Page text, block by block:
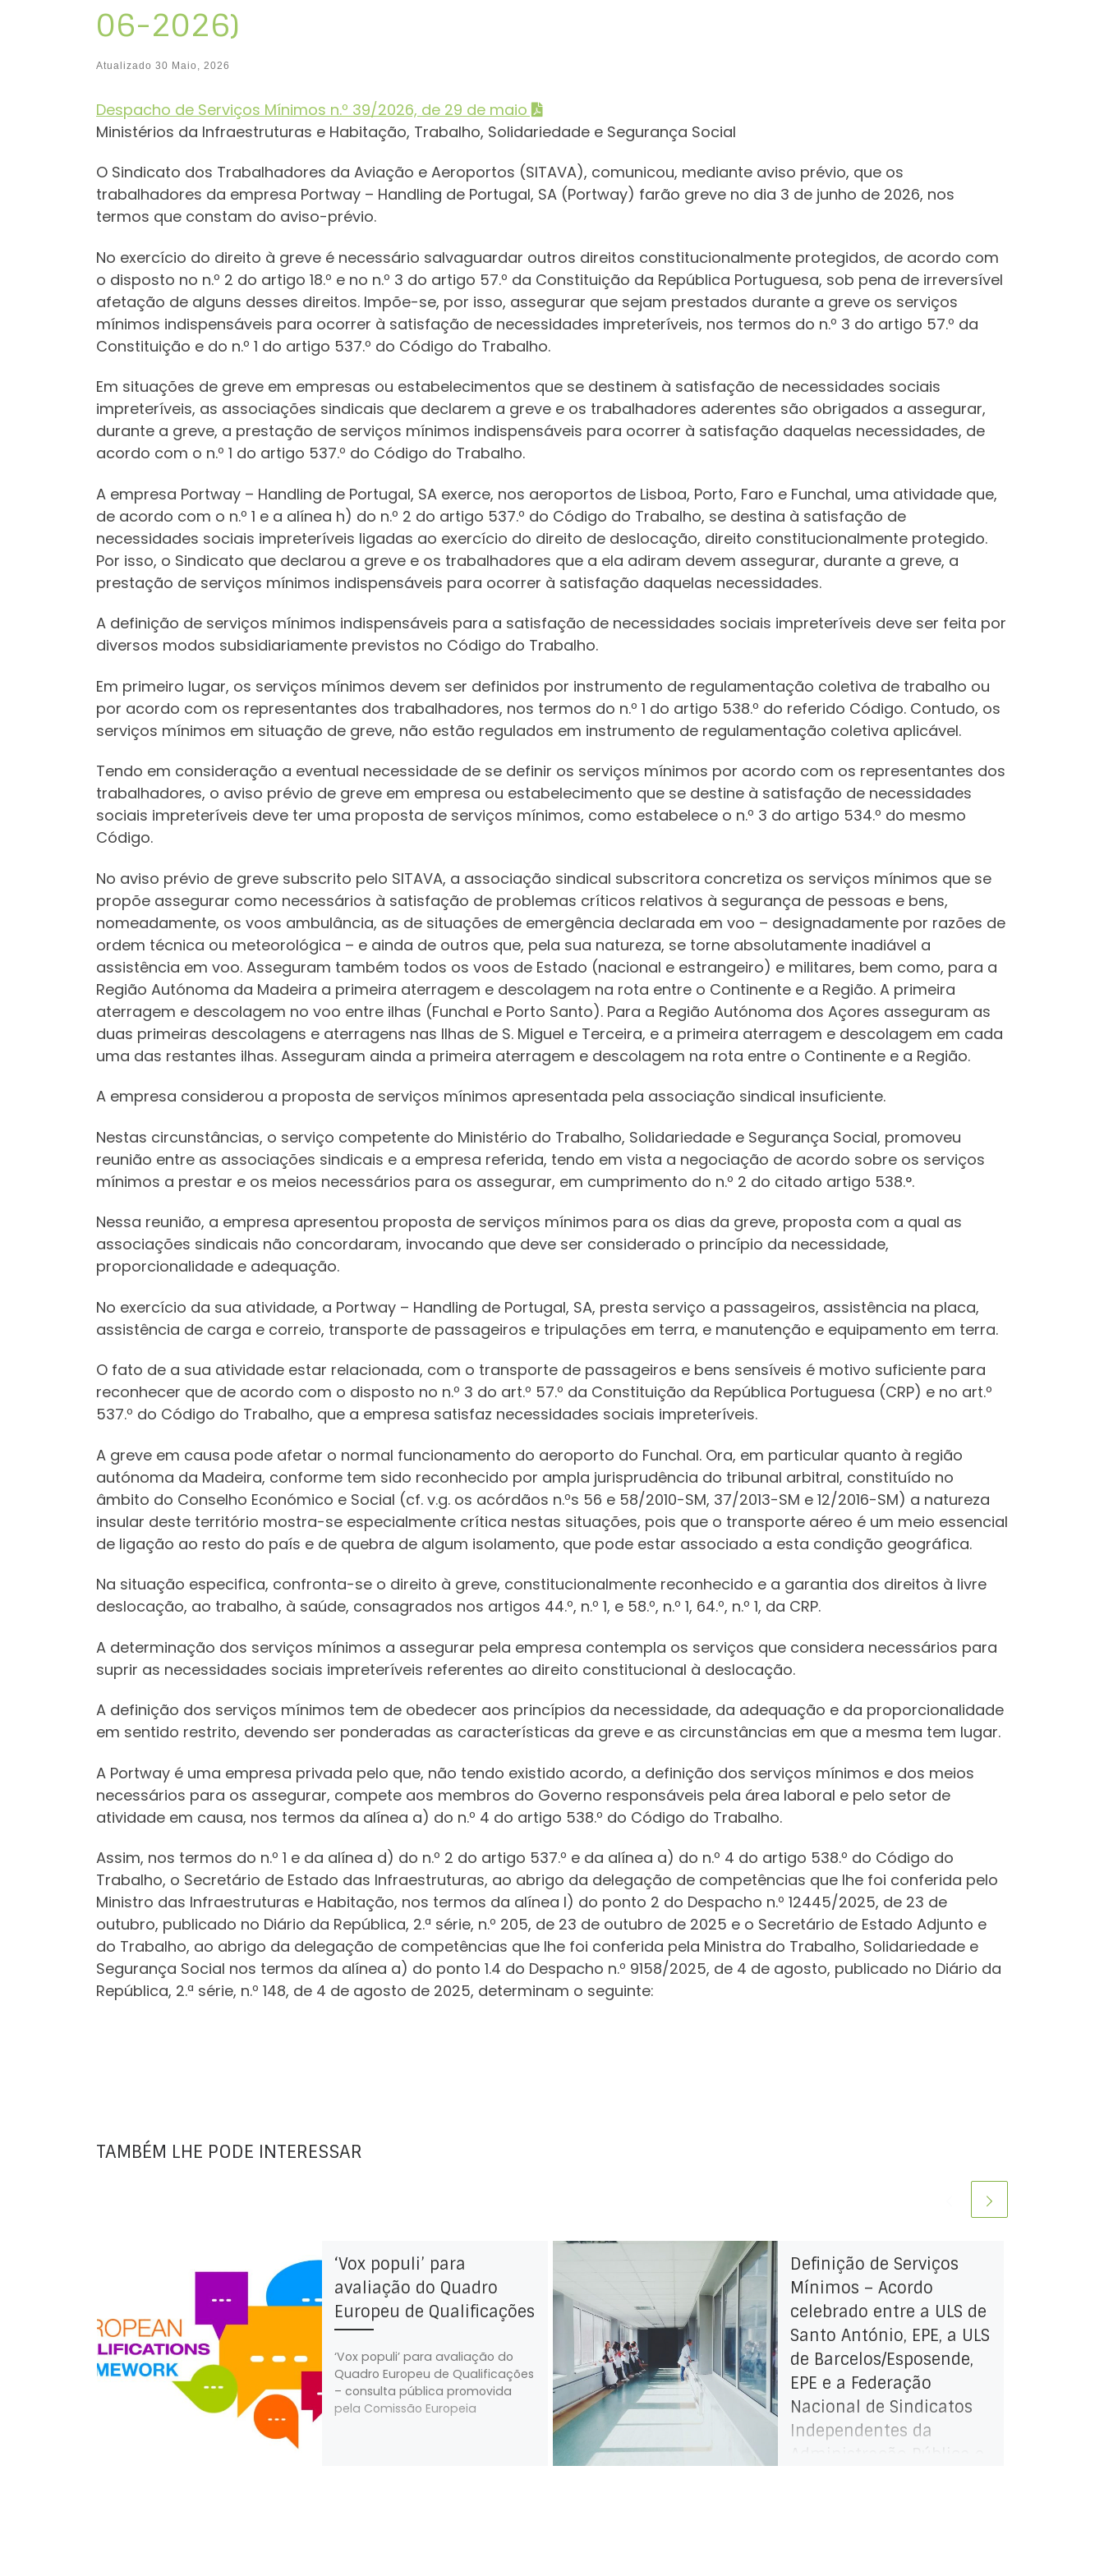
06-2026)
Atualizado 30 Maio, 2026
Despacho de Serviços Mínimos n.º 39/2026, de 29 de maio
Ministérios da Infraestruturas e Habitação, Trabalho, Solidariedade e Segurança Social
O Sindicato dos Trabalhadores da Aviação e Aeroportos (SITAVA), comunicou, mediante aviso prévio, que os
trabalhadores da empresa Portway – Handling de Portugal, SA (Portway) farão greve no dia 3 de junho de 2026, nos
termos que constam do aviso-prévio.
No exercício do direito à greve é necessário salvaguardar outros direitos constitucionalmente protegidos, de acordo com
o disposto no n.º 2 do artigo 18.º e no n.º 3 do artigo 57.º da Constituição da República Portuguesa, sob pena de irreversível
afetação de alguns desses direitos. Impõe-se, por isso, assegurar que sejam prestados durante a greve os serviços
mínimos indispensáveis para ocorrer à satisfação de necessidades impreteríveis, nos termos do n.º 3 do artigo 57.º da
Constituição e do n.º 1 do artigo 537.º do Código do Trabalho.
Em situações de greve em empresas ou estabelecimentos que se destinem à satisfação de necessidades sociais
impreteríveis, as associações sindicais que declarem a greve e os trabalhadores aderentes são obrigados a assegurar,
durante a greve, a prestação de serviços mínimos indispensáveis para ocorrer à satisfação daquelas necessidades, de
acordo com o n.º 1 do artigo 537.º do Código do Trabalho.
A empresa Portway – Handling de Portugal, SA exerce, nos aeroportos de Lisboa, Porto, Faro e Funchal, uma atividade que,
de acordo com o n.º 1 e a alínea h) do n.º 2 do artigo 537.º do Código do Trabalho, se destina à satisfação de
necessidades sociais impreteríveis ligadas ao exercício do direito de deslocação, direito constitucionalmente protegido.
Por isso, o Sindicato que declarou a greve e os trabalhadores que a ela adiram devem assegurar, durante a greve, a
prestação de serviços mínimos indispensáveis para ocorrer à satisfação daquelas necessidades.
A definição de serviços mínimos indispensáveis para a satisfação de necessidades sociais impreteríveis deve ser feita por
diversos modos subsidiariamente previstos no Código do Trabalho.
Em primeiro lugar, os serviços mínimos devem ser definidos por instrumento de regulamentação coletiva de trabalho ou
por acordo com os representantes dos trabalhadores, nos termos do n.º 1 do artigo 538.º do referido Código. Contudo, os
serviços mínimos em situação de greve, não estão regulados em instrumento de regulamentação coletiva aplicável.
Tendo em consideração a eventual necessidade de se definir os serviços mínimos por acordo com os representantes dos
trabalhadores, o aviso prévio de greve em empresa ou estabelecimento que se destine à satisfação de necessidades
sociais impreteríveis deve ter uma proposta de serviços mínimos, como estabelece o n.º 3 do artigo 534.º do mesmo
Código.
No aviso prévio de greve subscrito pelo SITAVA, a associação sindical subscritora concretiza os serviços mínimos que se
propõe assegurar como necessários à satisfação de problemas críticos relativos à segurança de pessoas e bens,
nomeadamente, os voos ambulância, as de situações de emergência declarada em voo – designadamente por razões de
ordem técnica ou meteorológica – e ainda de outros que, pela sua natureza, se torne absolutamente inadiável a
assistência em voo. Asseguram também todos os voos de Estado (nacional e estrangeiro) e militares, bem como, para a
Região Autónoma da Madeira a primeira aterragem e descolagem na rota entre o Continente e a Região. A primeira
aterragem e descolagem no voo entre ilhas (Funchal e Porto Santo). Para a Região Autónoma dos Açores asseguram as
duas primeiras descolagens e aterragens nas Ilhas de S. Miguel e Terceira, e a primeira aterragem e descolagem em cada
uma das restantes ilhas. Asseguram ainda a primeira aterragem e descolagem na rota entre o Continente e a Região.
A empresa considerou a proposta de serviços mínimos apresentada pela associação sindical insuficiente.
Nestas circunstâncias, o serviço competente do Ministério do Trabalho, Solidariedade e Segurança Social, promoveu
reunião entre as associações sindicais e a empresa referida, tendo em vista a negociação de acordo sobre os serviços
mínimos a prestar e os meios necessários para os assegurar, em cumprimento do n.º 2 do citado artigo 538.°.
Nessa reunião, a empresa apresentou proposta de serviços mínimos para os dias da greve, proposta com a qual as
associações sindicais não concordaram, invocando que deve ser considerado o princípio da necessidade,
proporcionalidade e adequação.
No exercício da sua atividade, a Portway – Handling de Portugal, SA, presta serviço a passageiros, assistência na placa,
assistência de carga e correio, transporte de passageiros e tripulações em terra, e manutenção e equipamento em terra.
O fato de a sua atividade estar relacionada, com o transporte de passageiros e bens sensíveis é motivo suficiente para
reconhecer que de acordo com o disposto no n.º 3 do art.º 57.º da Constituição da República Portuguesa (CRP) e no art.º
537.º do Código do Trabalho, que a empresa satisfaz necessidades sociais impreteríveis.
A greve em causa pode afetar o normal funcionamento do aeroporto do Funchal. Ora, em particular quanto à região
autónoma da Madeira, conforme tem sido reconhecido por ampla jurisprudência do tribunal arbitral, constituído no
âmbito do Conselho Económico e Social (cf. v.g. os acórdãos n.ºs 56 e 58/2010-SM, 37/2013-SM e 12/2016-SM) a natureza
insular deste território mostra-se especialmente crítica nestas situações, pois que o transporte aéreo é um meio essencial
de ligação ao resto do país e de quebra de algum isolamento, que pode estar associado a esta condição geográfica.
Na situação especifica, confronta-se o direito à greve, constitucionalmente reconhecido e a garantia dos direitos à livre
deslocação, ao trabalho, à saúde, consagrados nos artigos 44.º, n.º 1, e 58.º, n.º 1, 64.º, n.º 1, da CRP.
A determinação dos serviços mínimos a assegurar pela empresa contempla os serviços que considera necessários para
suprir as necessidades sociais impreteríveis referentes ao direito constitucional à deslocação.
A definição dos serviços mínimos tem de obedecer aos princípios da necessidade, da adequação e da proporcionalidade
em sentido restrito, devendo ser ponderadas as características da greve e as circunstâncias em que a mesma tem lugar.
A Portway é uma empresa privada pelo que, não tendo existido acordo, a definição dos serviços mínimos e dos meios
necessários para os assegurar, compete aos membros do Governo responsáveis pela área laboral e pelo setor de
atividade em causa, nos termos da alínea a) do n.º 4 do artigo 538.º do Código do Trabalho.
Assim, nos termos do n.º 1 e da alínea d) do n.º 2 do artigo 537.º e da alínea a) do n.º 4 do artigo 538.º do Código do
Trabalho, o Secretário de Estado das Infraestruturas, ao abrigo da delegação de competências que lhe foi conferida pelo
Ministro das Infraestruturas e Habitação, nos termos da alínea l) do ponto 2 do Despacho n.º 12445/2025, de 23 de
outubro, publicado no Diário da República, 2.ª série, n.º 205, de 23 de outubro de 2025 e o Secretário de Estado Adjunto e
do Trabalho, ao abrigo da delegação de competências que lhe foi conferida pela Ministra do Trabalho, Solidariedade e
Segurança Social nos termos da alínea a) do ponto 1.4 do Despacho n.º 9158/2025, de 4 de agosto, publicado no Diário da
República, 2.ª série, n.º 148, de 4 de agosto de 2025, determinam o seguinte:
TAMBÉM LHE PODE INTERESSAR
‘Vox populi’ para
avaliação do Quadro
Europeu de Qualificações
‘Vox populi’ para avaliação do
Quadro Europeu de Qualificações
– consulta pública promovida
pela Comissão Europeia
Definição de Serviços
Mínimos – Acordo
celebrado entre a ULS de
Santo António, EPE, a ULS
de Barcelos/Esposende,
EPE e a Federação
Nacional de Sindicatos
Independentes da